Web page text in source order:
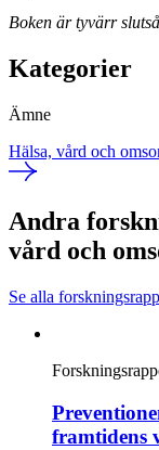
Boken är tyvärr
Kategorier
Ämne
Hälsa, vård och
Andra
vård och
Se alla
framtidens